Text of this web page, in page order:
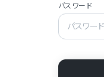
パスワード